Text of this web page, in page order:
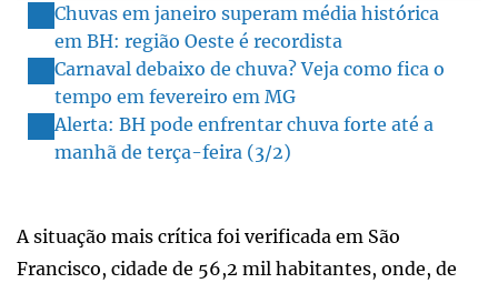
Chuvas em janeiro superam média histórica
em BH: região Oeste é recordista
Carnaval debaixo de chuva? Veja como fica o
tempo em fevereiro em MG
Alerta: BH pode enfrentar chuva forte até a
manhã de terça-feira (3/2)
A situação mais crítica foi verificada em São
Francisco, cidade de 56,2 mil habitantes, onde, de